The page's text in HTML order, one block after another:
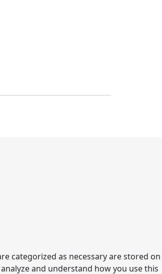
categorized as necessary are stored on
and understand how you use this